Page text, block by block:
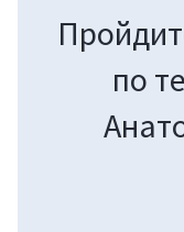
по